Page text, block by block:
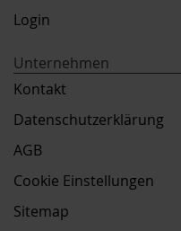
Login
Unternehmen
Kontakt
Datenschutzerklärung
AGB
Cookie Einstellungen
Sitemap